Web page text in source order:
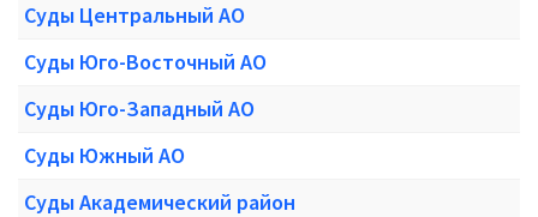
Суды Центральный АО
Суды Юго-Восточный АО
Суды Юго-Западный АО
Суды Южный АО
Суды Академический район